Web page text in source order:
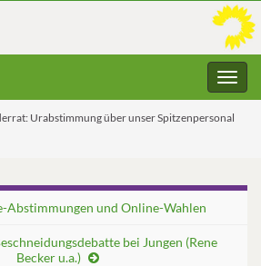
Urabstimmung über unser Spitzenpersonal
Abstimmungen und Online-Wahlen
bei Jungen (Rene
Becker u.a.)